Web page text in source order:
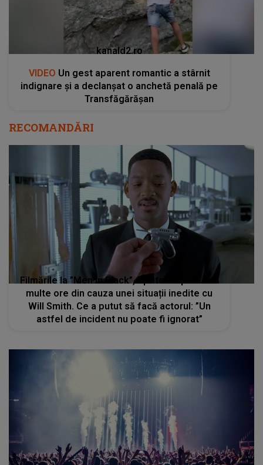
kanald2.ro
VIDEO Un gest aparent romantic a stârnit
indignare și a declanșat o anchetă penală pe
Transfăgărășan
RECOMANDĂRI
Filmările la ”Men in Black”, oprite timp de mai
multe ore din cauza unei situații inedite cu
Will Smith. Ce a putut să facă actorul: ”Un
astfel de incident nu poate fi ignorat”